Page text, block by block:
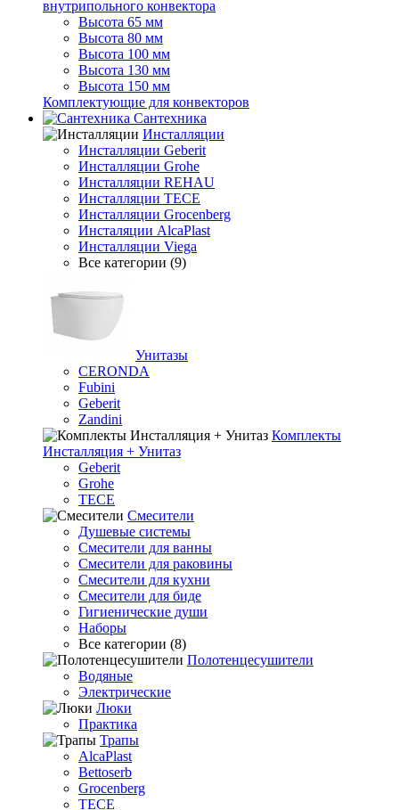
внутрипольного конвектора
Высота 65 мм
Высота 80 мм
Высота 100 мм
Высота 130 мм
Высота 150 мм
Комплектующие для конвекторов
Сантехника
Инсталляции
Инсталляции Geberit
Инсталляции Grohe
Инсталляции REHAU
Инсталляции TECE
Инсталляции Grocenberg
Инсталяции AlcaPlast
Инсталляции Viega
Все категории (9)
Унитазы
CERONDA
Fubini
Geberit
Zandini
Комплекты
Инсталляция + Унитаз
Geberit
Grohe
TECE
Смесители
Душевые системы
Смесители для ванны
Смесители для раковины
Смесители для кухни
Смесители для биде
Гигиенические души
Наборы
Все категории (8)
Полотенцесушители
Водяные
Электрические
Люки
Практика
Трапы
AlcaPlast
Bettoserb
Grocenberg
TECE